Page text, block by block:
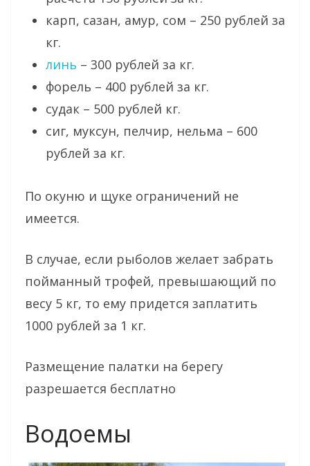
карп, сазан, амур, сом – 250 рублей за
кг.
линь – 300 рублей за кг.
форель – 400 рублей за кг.
судак – 500 рублей кг.
сиг, муксун, пелчир, нельма – 600
рублей за кг.
По окуню и щуке ограничений не
имеется.
В случае, если рыболов желает забрать
пойманный трофей, превышающий по
весу 5 кг, то ему придется заплатить
1000 рублей за 1 кг.
Размещение палатки на берегу
разрешается бесплатно
Водоемы